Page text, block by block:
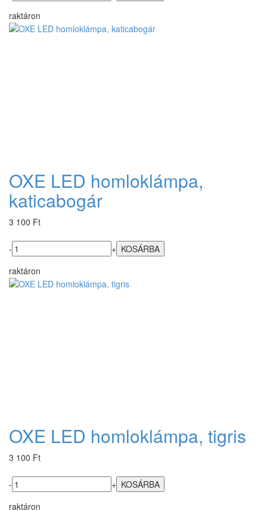
raktáron
OXE LED homloklámpa,
katicabogár
3 100 Ft
-
+
raktáron
OXE LED homloklámpa, tigris
3 100 Ft
-
+
raktáron